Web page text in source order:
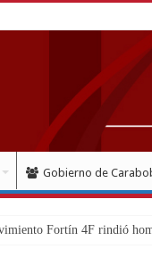
Gobierno de
Fortín 4F rindió